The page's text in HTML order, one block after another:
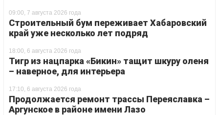
09:00, 7 августа 2026 года
Строительный бум переживает Хабаровский
край уже несколько лет подряд
18:00, 6 августа 2026 года
Тигр из нацпарка «Бикин» тащит шкуру оленя
– наверное, для интерьера
17:10, 6 августа 2026 года
Продолжается ремонт трассы Переяславка –
Аргунское в районе имени Лазо